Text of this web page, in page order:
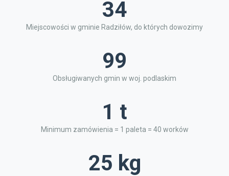
34
Miejscowości w gminie Radziłów, do których dowozimy
99
Obsługiwanych gmin w woj. podlaskim
1 t
Minimum zamówienia = 1 paleta = 40 worków
25 kg